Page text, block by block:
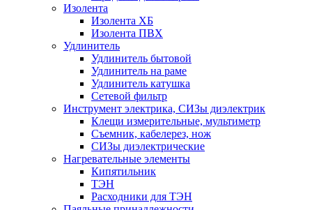
Изолента
Изолента ХБ
Изолента ПВХ
Удлинитель
Удлинитель бытовой
Удлинитель на раме
Удлинитель катушка
Сетевой фильтр
Инструмент электрика, СИЗы диэлектрик
Клещи измерительные, мультиметр
Съемник, кабелерез, нож
СИЗы диэлектрические
Нагревательные элементы
Кипятильник
ТЭН
Расходники для ТЭН